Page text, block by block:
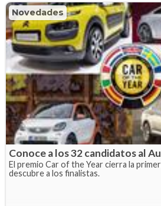
Novedades
Conoce a los 32 candidatos al
El premio Car of the Year cierra la
descubre a los finalistas.